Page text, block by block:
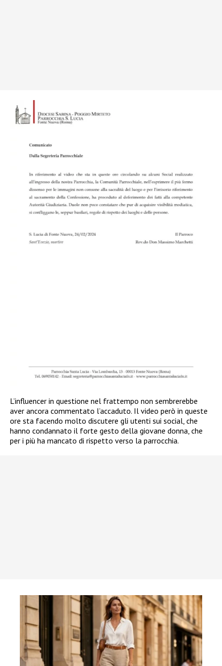
L’influencer in questione nel frattempo non sembrerebbe
aver ancora commentato l’accaduto. Il video però in queste
ore sta facendo molto discutere gli utenti sui social, che
hanno condannato il forte gesto della giovane donna, che
per i più ha mancato di rispetto verso la parrocchia.